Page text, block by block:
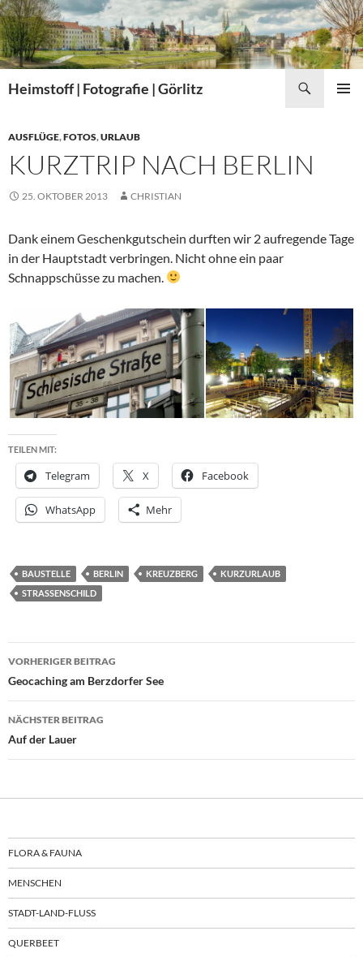
Zum
Inhalt
springen
Heimstoff | Fotografie | Görlitz
AUSFLÜGE,FOTOS,URLAUB
KURZTRIP NACH BERLIN
25. OKTOBER 2013 CHRISTIAN
Dank einem Geschenkgutschein durften wir 2 aufregende Tage
in der Hauptstadt verbringen. Nicht ohne ein paar
Schnappschüsse zu machen.
TEILEN MIT:
Telegram X Facebook
WhatsApp Mehr
BAUSTELLE BERLIN KREUZBERG
KURZURLAUB
STRASSENSCHILD
Beitragsnavigation
VORHERIGER BEITRAG
Geocaching am Berzdorfer See
NÄCHSTER BEITRAG
Auf der Lauer
FLORA & FAUNA
MENSCHEN
STADT-LAND-FLUSS
QUERBEET